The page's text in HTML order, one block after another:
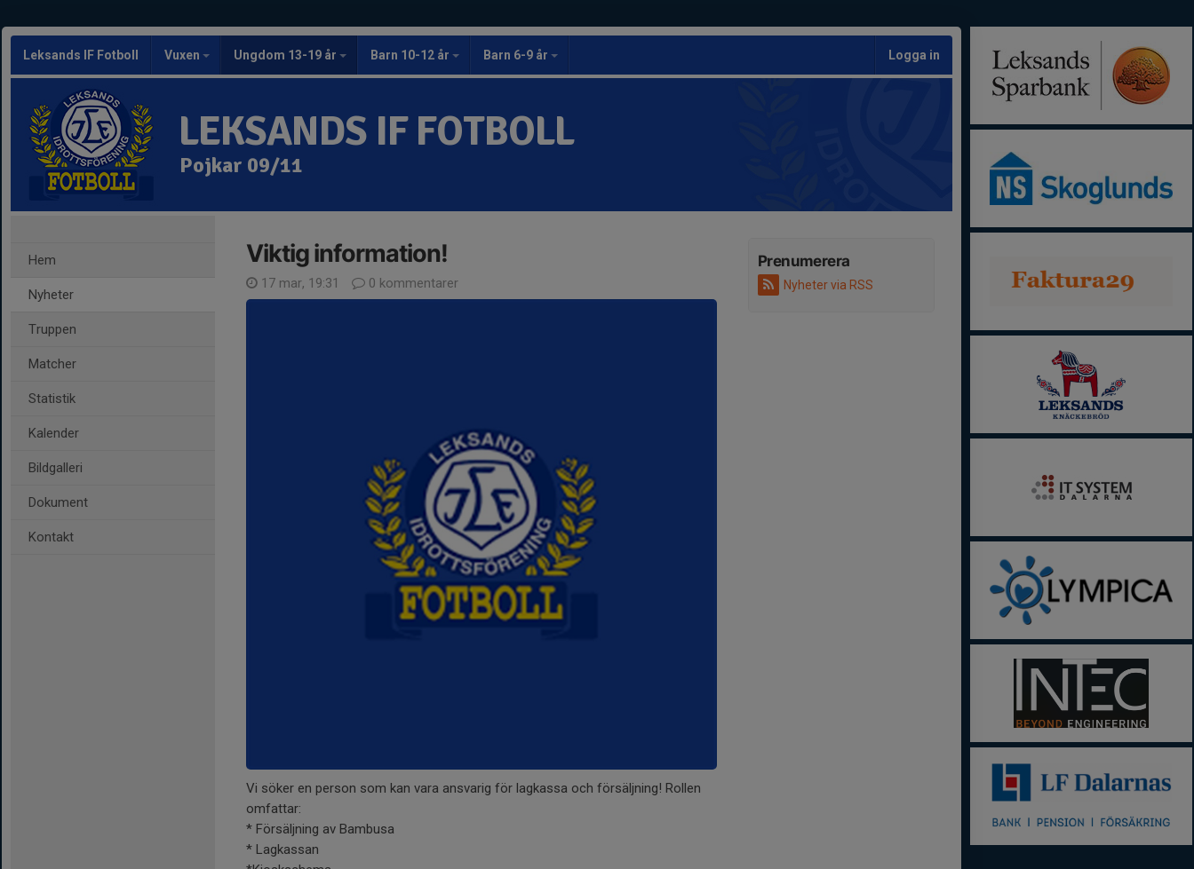
Leksands IF Fotboll Vuxen Ungdom 13-19 år Barn 10-12 år Barn 6-9 år Logga in
LEKSANDS IF FOTBOLL
Pojkar 09/11
Hem
Nyheter
Truppen
Matcher
Statistik
Kalender
Bildgalleri
Dokument
Kontakt
Prenumerera
Nyheter via RSS
Viktig information!
17 mar, 19:31 0 kommentarer
Vi söker en person som kan vara ansvarig för lagkassa och försäljning! Rollen
omfattar:
* Försäljning av Bambusa
* Lagkassan